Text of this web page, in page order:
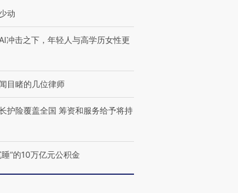
育部长拱下台
产
【特别呈现】寻找100种
动
AI冲击之下，年轻人与高学历女性更
目睹的几位律师
护险覆盖全国 筹资和服务给予将持
睡”的10万亿元公积金